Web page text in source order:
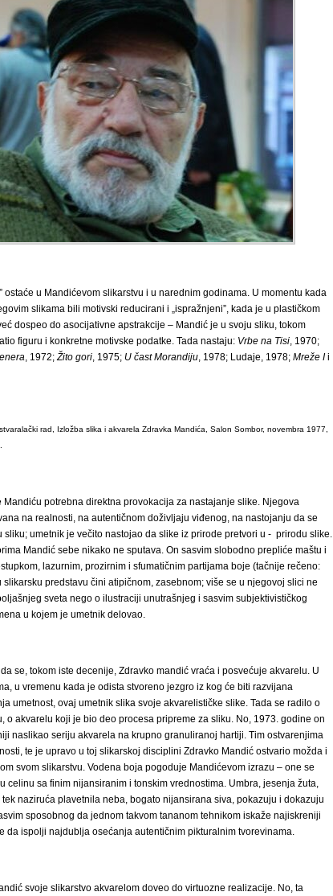
ostaće u Mandićevom slikarstvu i u narednim godinama. U momentu kada
slikama bili motivski reducirani i „ispražnjeni”, kada je u plastičkom
dospeo do asocijativne apstrakcije – Mandić je u svoju sliku, tokom
figuru i konkretne motivske podatke. Tada nastaju: Vrbe na Tisi, 1970;
, 1972;Žito gori, 1975; U čast Morandiju, 1978; Ludaje, 1978; Mreže Ii
rad, Izložba slika i akvarela Zdravka Mandića, Salon Sombor, novembra 1977,
Mandiću potrebna direktna provokacija za nastajanje slike. Njegova
na realnosti, na autentičnom doživljaju viđenog, na nastojanju da se
sliku; umetnik je večito nastojao da slike iz prirode pretvori u - prirodu slike.
Mandić sebe nikako ne sputava. On sasvim slobodno prepliće maštu i
lazurnim, prozirnim i sfumatičnim partijama boje (tačnije rečeno:
predstavu čini atipičnom, zasebnom; više se u njegovoj slici ne
sveta nego o ilustraciji unutrašnjeg i sasvim subjektivističkog
u kojem je umetnik delovao.
se, tokom iste decenije, Zdravko mandić vraća i posvećuje akvarelu. U
u vremenu kada je odista stvoreno jezgro iz kog će biti razvijana
umetnost, ovaj umetnik slika svoje akvarelističke slike. Tada se radilo o
o akvarelu koji je bio deo procesa pripreme za sliku. No, 1973. godine on
naslikao seriju akvarela na krupno granuliranoj hartiji. Tim ostvarenjima
te je upravo u toj slikarskoj disciplini Zdravko Mandić ostvario možda i
svom slikarstvu. Vodena boja pogoduje Mandićevom izrazu – one se
celinu sa finim nijansiranim i tonskim vrednostima. Umbra, jesenja žuta,
naziruća plavetnila neba, bogato nijansirana siva, pokazuju i dokazuju
sposobnog da jednom takvom tananom tehnikom iskaže najiskreniji
da ispolji najdublja osećanja autentičnim pikturalnim tvorevinama.
svoje slikarstvo akvarelom doveo do virtuozne realizacije. No, ta